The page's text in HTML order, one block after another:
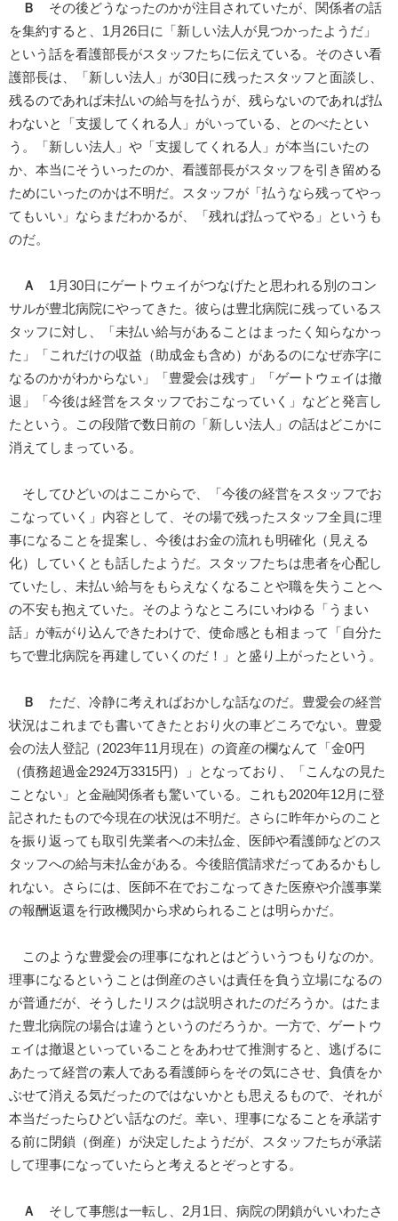
Ｂ
その後どうなったのかが注目されていたが、関係者の話
を集約すると、1月26日に「新しい法人が見つかったようだ」
という話を看護部長がスタッフたちに伝えている。そのさい看
護部長は、「新しい法人」が30日に残ったスタッフと面談し、
残るのであれば未払いの給与を払うが、残らないのであれば払
わないと「支援してくれる人」がいっている、とのべたとい
う。「新しい法人」や「支援してくれる人」が本当にいたの
か、本当にそういったのか、看護部長がスタッフを引き留める
ためにいったのかは不明だ。スタッフが「払うなら残ってやっ
てもいい」ならまだわかるが、「残れば払ってやる」というも
のだ。
Ａ
1月30日にゲートウェイがつなげたと思われる別のコン
サルが豊北病院にやってきた。彼らは豊北病院に残っているス
タッフに対し、「未払い給与があることはまったく知らなかっ
た」「これだけの収益（助成金も含め）があるのになぜ赤字に
なるのかがわからない」「豊愛会は残す」「ゲートウェイは撤
退」「今後は経営をスタッフでおこなっていく」などと発言し
たという。この段階で数日前の「新しい法人」の話はどこかに
消えてしまっている。
そしてひどいのはここからで、「今後の経営をスタッフでお
こなっていく」内容として、その場で残ったスタッフ全員に理
事になることを提案し、今後はお金の流れも明確化（見える
化）していくとも話したようだ。スタッフたちは患者を心配し
ていたし、未払い給与をもらえなくなることや職を失うことへ
の不安も抱えていた。そのようなところにいわゆる「うまい
話」が転がり込んできたわけで、使命感とも相まって「自分た
ちで豊北病院を再建していくのだ！」と盛り上がったという。
Ｂ
ただ、冷静に考えればおかしな話なのだ。豊愛会の経営
状況はこれまでも書いてきたとおり火の車どころでない。豊愛
会の法人登記（2023年11月現在）の資産の欄なんて「金0円
（債務超過金2924万3315円）」となっており、「こんなの見た
ことない」と金融関係者も驚いている。これも2020年12月に登
記されたもので今現在の状況は不明だ。さらに昨年からのこと
を振り返っても取引先業者への未払金、医師や看護師などのス
タッフへの給与未払金がある。今後賠償請求だってあるかもし
れない。さらには、医師不在でおこなってきた医療や介護事業
の報酬返還を行政機関から求められることは明らかだ。
このような豊愛会の理事になれとはどういうつもりなのか。
理事になるということは倒産のさいは責任を負う立場になるの
が普通だが、そうしたリスクは説明されたのだろうか。はたま
た豊北病院の場合は違うというのだろうか。一方で、ゲートウ
ェイは撤退といっていることをあわせて推測すると、逃げるに
あたって経営の素人である看護師らをその気にさせ、負債をか
ぶせて消える気だったのではないかとも思えるもので、それが
本当だったらひどい話なのだ。幸い、理事になることを承諾す
る前に閉鎖（倒産）が決定したようだが、スタッフたちが承諾
して理事になっていたらと考えるとぞっとする。
Ａ
そして事態は一転し、2月1日、病院の閉鎖がいいわたさ